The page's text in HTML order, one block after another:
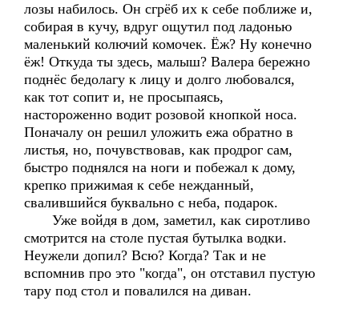
лозы набилось. Он сгрёб их к себе поближе и,
собирая в кучу, вдруг ощутил под ладонью
маленький колючий комочек. Ёж? Ну конечно
ёж! Откуда ты здесь, малыш? Валера бережно
поднёс бедолагу к лицу и долго любовался,
как тот сопит и, не просыпаясь,
настороженно водит розовой кнопкой носа.
Поначалу он решил уложить ежа обратно в
листья, но, почувствовав, как продрог сам,
быстро поднялся на ноги и побежал к дому,
крепко прижимая к себе нежданный,
свалившийся буквально с неба, подарок.
Уже войдя в дом, заметил, как сиротливо
смотрится на столе пустая бутылка водки.
Неужели допил? Всю? Когда? Так и не
вспомнив про это "когда", он отставил пустую
тару под стол и повалился на диван.